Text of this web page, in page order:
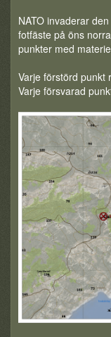
NATO invaderar
fotfäste på öns
punkter med
Varje förstörd punkt
Varje försvarad